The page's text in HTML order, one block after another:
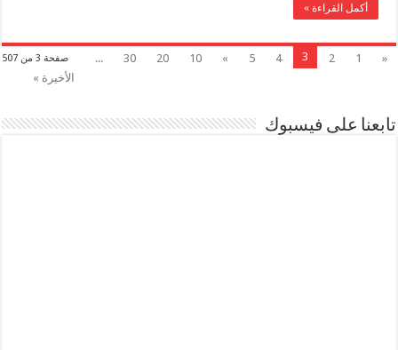
أكمل القراءة »
صفحة 3 من 507 «
1
2
3
4
5
»
10
20
30
...
الأخيرة »
تابعنا على فيسبوك